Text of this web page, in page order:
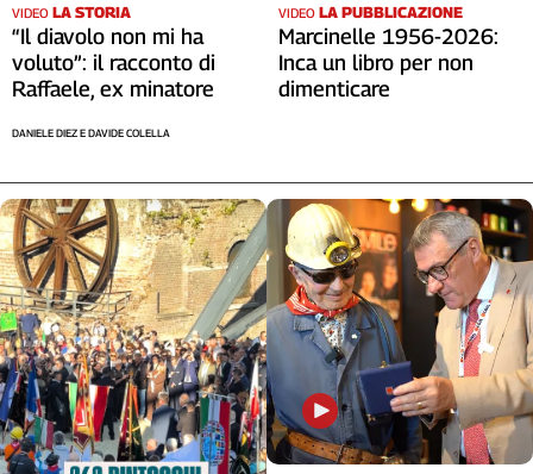
VIDEO LA STORIA
“Il diavolo non mi ha
voluto”: il racconto di
Raffaele, ex minatore
DANIELE DIEZ E DAVIDE COLELLA
VIDEO LA PUBBLICAZIONE
Marcinelle 1956-2026:
Inca un libro per non
dimenticare